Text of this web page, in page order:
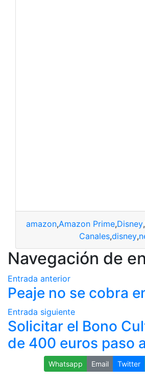
amazon,Amazon Prime,Disney,
Canales,disney,
Navegación de
Entrada anterior
Peaje no se cobra
Entrada siguiente
Solicitar el Bono
de 400 euros paso
Whatsapp Email Twitter